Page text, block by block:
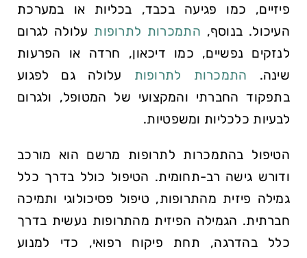
פיזיים, כמו פגיעה בכבד, בכליות או במערכת
העיכול. בנוסף, התמכרות לתרופות עלולה לגרום
לנזקים נפשיים, כמו דיכאון, חרדה או הפרעות
שינה. התמכרות לתרופות עלולה גם לפגוע
בתפקוד החברתי והמקצועי של המטופל, ולגרום
לבעיות כלכליות ומשפטיות.
הטיפול בהתמכרות לתרופות מרשם הוא מורכב
ודורש גישה רב-תחומית. הטיפול כולל בדרך כלל
גמילה פיזית מהתרופות, טיפול פסיכולוגי ותמיכה
חברתית. הגמילה הפיזית מהתרופות נעשית בדרך
כלל בהדרגה, תחת פיקוח רפואי, כדי למנוע